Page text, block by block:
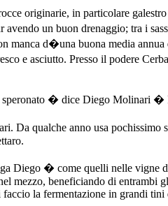
originarie, in particolare
un buon drenaggio; tra i
d�una buona media annua
e asciutto. Presso il podere
� dice Diego Molinari
Da qualche anno usa
� come quelli nelle vigne
mezzo, beneficiando di
la fermentazione in grandi